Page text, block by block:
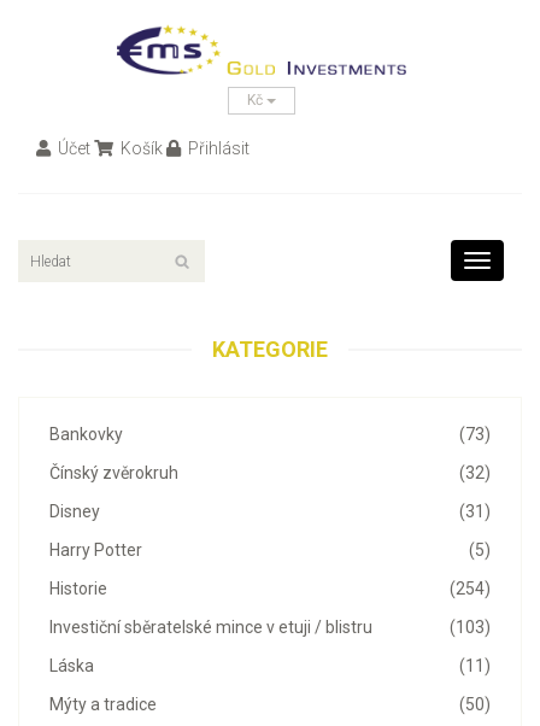
Kč
Účet Košík Přihlásit
Toggle
KATEGORIE
(73)
Bankovky
(32)
Čínský zvěrokruh
(31)
Disney
(5)
Harry Potter
(254)
Historie
(103)
Investiční sběratelské mince v etuji / blistru
(11)
Láska
(50)
Mýty a tradice